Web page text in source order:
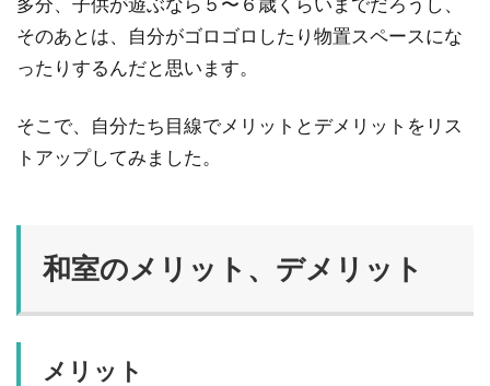
そのあとは、自分がゴロゴロしたり物置スペースにな
ったりするんだと思います。
そこで、自分たち目線でメリットとデメリットをリス
トアップしてみました。
和室のメリット、デメリット
メリット